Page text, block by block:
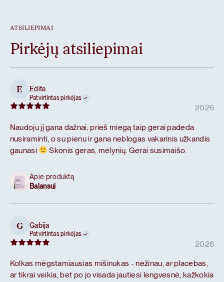
ATSILIEPIMAI
Pirkėjų atsiliepimai
E Edita
Patvirtintas pirkėjas
2026
Naudoju jį gana dažnai, prieš miegą taip gerai padeda
nusiraminti, o su pienu ir gana neblogas vakarinis užkandis
gaunasi
Skonis geras, mėlynių. Gerai susimaišo.
Apie produktą
Balansui
G Gabija
Patvirtintas pirkėjas
2026
Kolkas mėgstamiausias mišinukas - nežinau, ar placebas,
ar tikrai veikia, bet po jo visada jautiesi lengvesnė, kažkokia